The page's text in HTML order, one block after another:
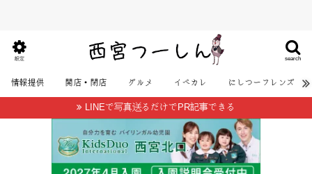
search
設定
情報提供 開店・閉店 グルメ イベカレ にしつーフレンズ
LINEで写真送るだけでPR記事できる